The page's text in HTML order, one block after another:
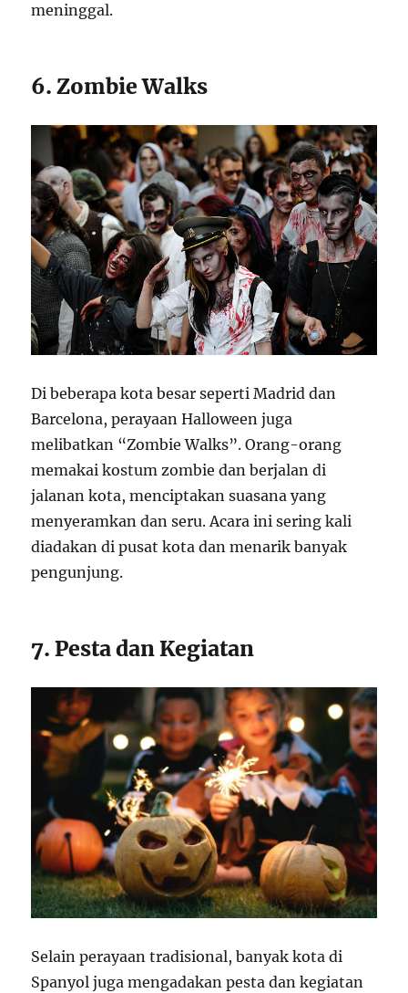
meninggal.
6. Zombie Walks
Di beberapa kota besar seperti Madrid dan
Barcelona, perayaan Halloween juga
melibatkan “Zombie Walks”. Orang-orang
memakai kostum zombie dan berjalan di
jalanan kota, menciptakan suasana yang
menyeramkan dan seru. Acara ini sering kali
diadakan di pusat kota dan menarik banyak
pengunjung.
7. Pesta dan Kegiatan
Selain perayaan tradisional, banyak kota di
Spanyol juga mengadakan pesta dan kegiatan